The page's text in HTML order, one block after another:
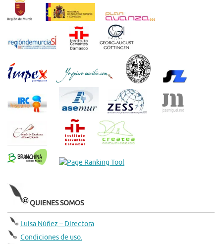
QUIENES SOMOS
Luisa Núñez – Directora
Condiciones de uso.